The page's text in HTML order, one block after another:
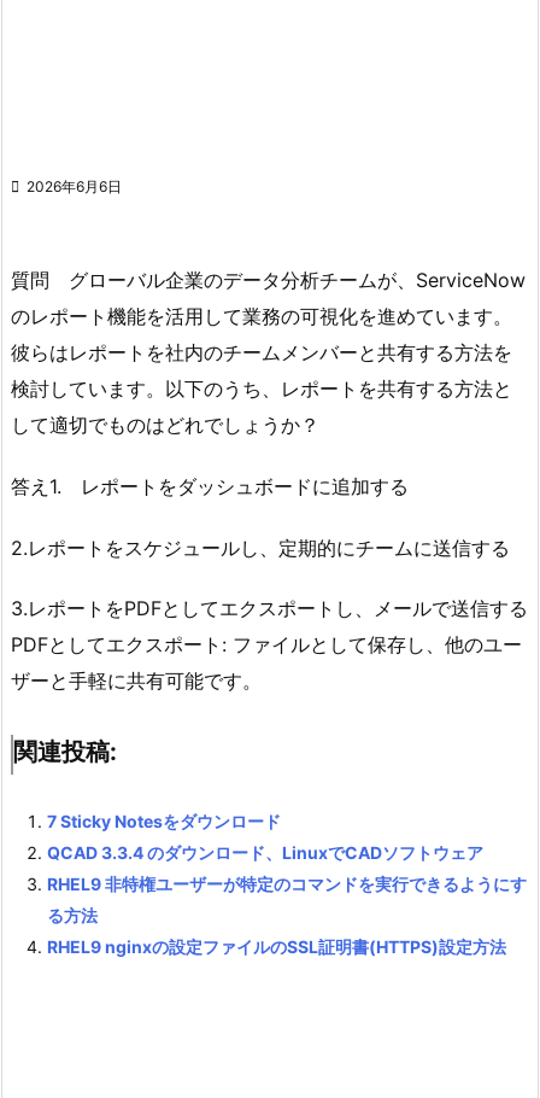
 2026年6月6日
質問 グローバル企業のデータ分析チームが、ServiceNow
のレポート機能を活用して業務の可視化を進めています。
彼らはレポートを社内のチームメンバーと共有する方法を
検討しています。以下のうち、レポートを共有する方法と
して適切でものはどれでしょうか？
答え1. レポートをダッシュボードに追加する
2.レポートをスケジュールし、定期的にチームに送信する
3.レポートをPDFとしてエクスポートし、メールで送信する
PDFとしてエクスポート: ファイルとして保存し、他のユー
ザーと手軽に共有可能です。
関連投稿:
7 Sticky Notesをダウンロード
QCAD 3.3.4 のダウンロード、LinuxでCADソフトウェア
RHEL9 非特権ユーザーが特定のコマンドを実行できるようにす
る方法
RHEL9 nginxの設定ファイルのSSL証明書(HTTPS)設定方法